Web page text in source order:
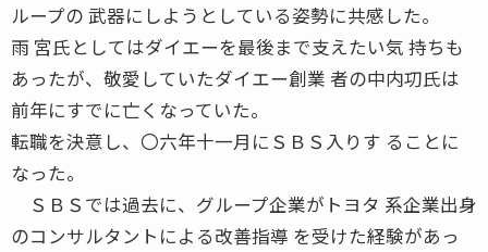
ループの 武器にしようとしている姿勢に共感した。
雨 宮氏としてはダイエーを最後まで支えたい気 持ちも
あったが、敬愛していたダイエー創業 者の中内㓛氏は
前年にすでに亡くなっていた。
転職を決意し、〇六年十一月にＳＢＳ入りす ることに
なった。
ＳＢＳでは過去に、グループ企業がトヨタ 系企業出身
のコンサルタントによる改善指導 を受けた経験があっ